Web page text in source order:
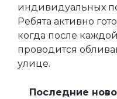
индивидуальных
Ребята активно
когда после
проводится
улице.
Последние